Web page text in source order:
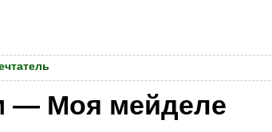
— Моя мейделе